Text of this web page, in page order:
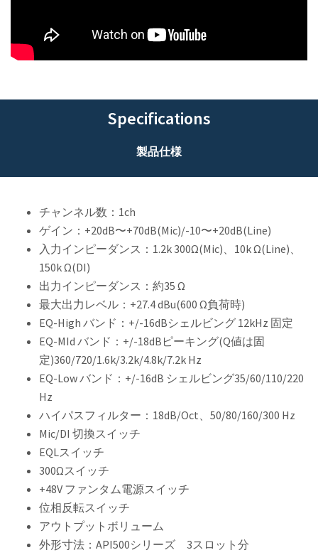
Specifications
製品仕様
チャンネル数：1ch
ゲイン：+20dB〜+70dB(Mic)/-10〜+20dB(Line)
入力インピーダンス：1.2k 300Ω(Mic)、10k Ω(Line)、
150k Ω(DI)
出力インピーダンス：約35 Ω
最大出力レベル：+27.4 dBu(600 Ω負荷時)
EQ-High バンド：+/-16dBシェルビング 12kHz 固定
EQ-MId バンド：+/-18dBピーキング(Q値は固
定)360/720/1.6k/3.2k/4.8k/7.2k Hz
EQ-Low バンド：+/-16dB シェルビング35/60/110/220
Hz
ハイパスフィルター：18dB/Oct、50/80/160/300 Hz
Mic/DI 切換スイッチ
EQLスイッチ
300Ωスイッチ
+48V ファンタム電源スイッチ
位相反転スイッチ
アウトプットボリューム
外形寸法：API500シリーズ 3スロット分